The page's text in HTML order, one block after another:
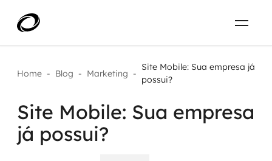
Aplicar IA com impacto real
AI / Machine Learning
Projetos
Home - Blog - Marketing -
Site Mobile: Sua empresa já
possui?
Site Mobile: Sua empresa
já possui?